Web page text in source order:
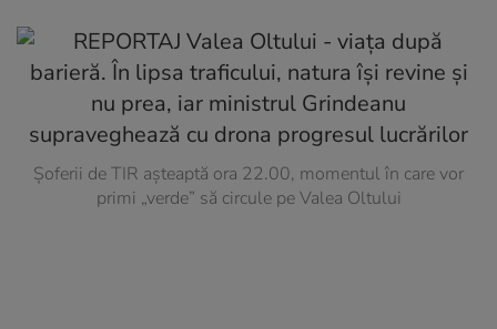
Șoferii de TIR așteaptă ora 22.00, momentul în care vor
primi „verde” să circule pe Valea Oltului